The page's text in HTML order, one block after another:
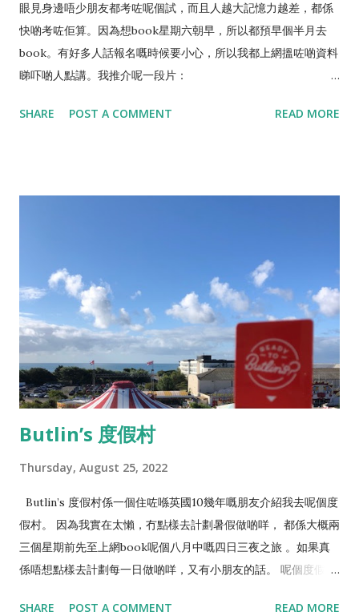
starts”。出offer主要係填offer form 或者出個offer email, 之
後再補電話確認agent收到你嘅offer。出offer時，要列明租金、
租期、起租日期、會否俾upfront, 會俾幾多個月等。跟住就係講
出你對間屋嘅要求，例如要做專業清潔，要油油，要處理牆身發
做法都可能不同，有啲一收到有人出offer，就會交俾業主睇吓接
眼見身邊唔少朋友都考咗呢個試，而且人越大記憶力越差，都係
快啲考咗佢算。因為想book星期六朝早，所以都預早個半月去
book。有好多人話報名嘅時候要小心，所以我都上網搵咗啲資料
睇吓啲人點講。我推介呢一段片：
備？ 我就唔係好鍾意睇咁多字，不過若然喜歡揸住本書嚟溫嘅，
點樣問法，問啲咩，攞個感覺。 16個exam:
https://lifeintheuktestweb.co.uk/exams-1-12/ 之後就正式
溫習…… 首先呢個唔係雞精，唔係懶人包…. 純粹分享，可能你睇
完覺得都冇乜料到😂😂 報名就睇返呢一個YouTuber的講解：
https://www.youtube.com/watch?v=LZ2SG64iNU4 溫習方
面，仲有其他網友嘅分享，我都覺得幾有用，例如
https://travelplansite.wordpress.com/2023/06/30/life-
in-the-uk-test-summary/
Preparation.html 而我嘅溫習方法： 1. 一開始，16個exam當
中，一次過做四至六個，攞個感覺。 2. 睇一次summary notes:
https://lifeintheuktests.co.uk/study-guide/?
chapter=6/#start28 3. 用方法記低四個地方不同嘅嘢（英格
蘭，蘇格蘭，威爾斯，北愛爾蘭）花，聖人，法院，宗教…. 4. 我
SHARE POST A COMMENT READ MORE
Butlin’s 度假村
Thursday, August 25, 2022
Butlin’s 度假村係一個住咗喺英國10幾年嘅朋友介紹我去呢個度
假村。 因為我實在太懶，冇點樣去計劃暑假做啲咩， 都係大概兩
三個星期前先至上網book呢個八月中嘅四日三夜之旅 。如果真
係唔想點樣去計劃每一日做啲咩，又有小朋友的話。 呢個度假村
SHARE POST A COMMENT READ MORE